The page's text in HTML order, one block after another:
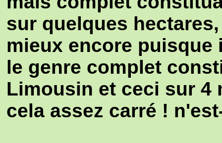
sur quelques
mieux encore puisque
le genre complet
Limousin et ceci sur 4
cela assez carré !